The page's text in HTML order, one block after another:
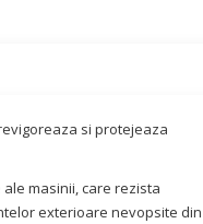
si protejeaza
masinii, care rezista
exterioare nevopsite din